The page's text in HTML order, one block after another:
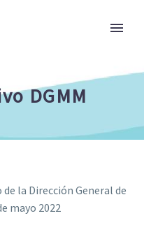
DGMM
la Dirección General de
mayo 2022